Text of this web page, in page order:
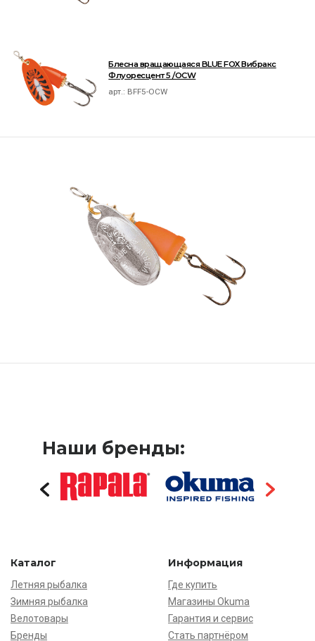
Блесна вращающаяся BLUE FOX Вибракс
Флуоресцент 5 /OCW
арт.: BFF5-OCW
Наши бренды:
Каталог
Летняя рыбалка
Зимняя рыбалка
Велотовары
Бренды
Информация
Где купить
Магазины Okuma
Гарантия и сервис
Стать партнёром